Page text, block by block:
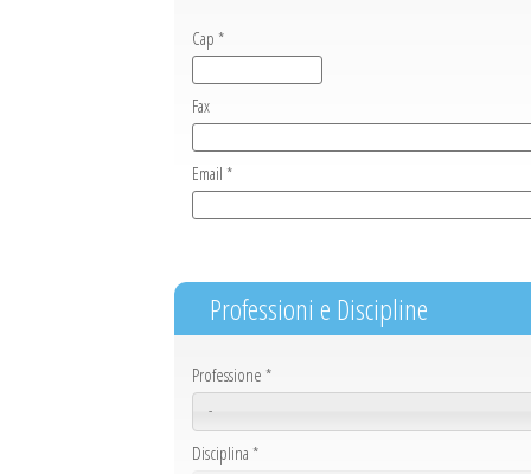
Cap *
Fax
Email *
Professioni e Discipline
Professione *
-
Disciplina *